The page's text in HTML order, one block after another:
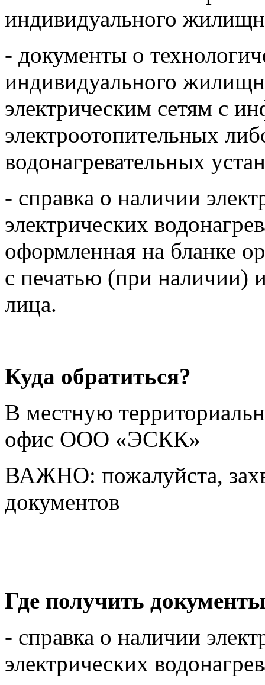
индивидуального
- документы о
индивидуального
электрическим сетям с
электроотопительных
водонагревательных
- справка о наличии
электрических
оформленная на бланке
с печатью (при наличии)
лица.
Куда обратиться?
В местную
офис ООО «ЭСКК»
ВАЖНО: пожалуйста,
документов
Где получить
- справка о наличии
электрических